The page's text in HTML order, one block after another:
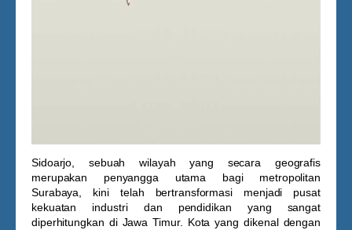
Sidoarjo, sebuah wilayah yang secara geografis
merupakan penyangga utama bagi metropolitan
Surabaya, kini telah bertransformasi menjadi pusat
kekuatan industri dan pendidikan yang sangat
diperhitungkan di Jawa Timur. Kota yang dikenal dengan